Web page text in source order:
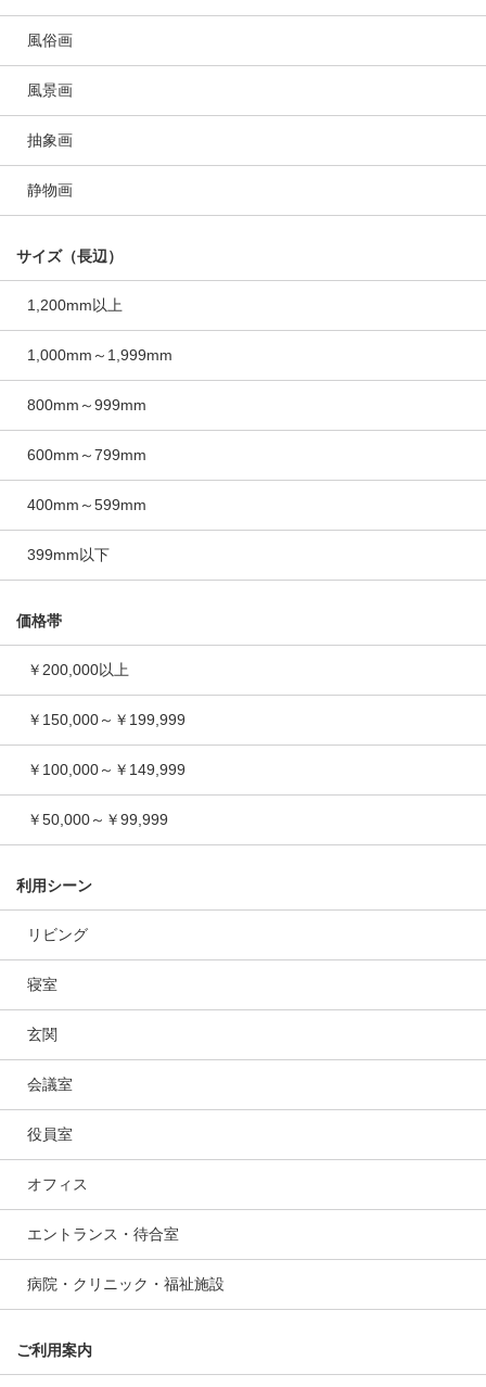
風俗画
風景画
抽象画
静物画
サイズ（長辺）
1,200mm以上
1,000mm～1,999mm
800mm～999mm
600mm～799mm
400mm～599mm
399mm以下
価格帯
￥200,000以上
￥150,000～￥199,999
￥100,000～￥149,999
￥50,000～￥99,999
利用シーン
リビング
寝室
玄関
会議室
役員室
オフィス
エントランス・待合室
病院・クリニック・福祉施設
ご利用案内